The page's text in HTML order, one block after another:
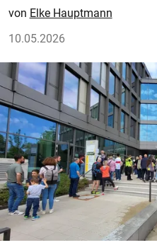
Elke Hauptmann
10.05.2026